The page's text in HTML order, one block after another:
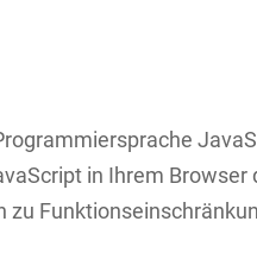
in Ihrem